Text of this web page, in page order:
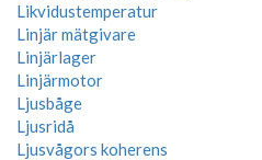
Likvidustemperatur
Linjär mätgivare
Linjärlager
Linjärmotor
Ljusbåge
Ljusridå
Ljusvågors koherens